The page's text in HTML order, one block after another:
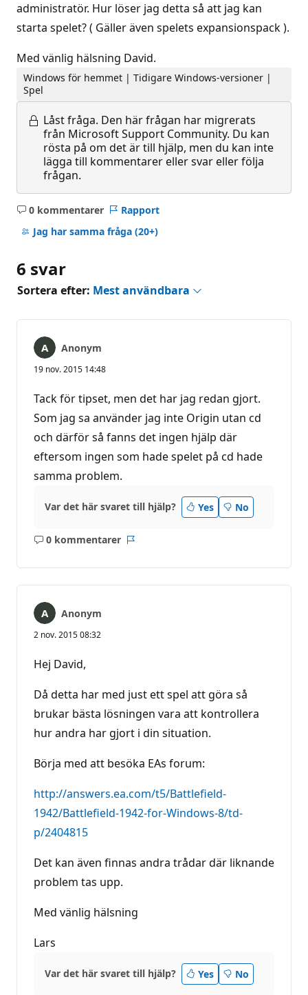
administratör. Hur löser jag detta så att jag kan
starta spelet? ( Gäller även spelets expansionspack ).
Med vänlig hälsning David.
Windows för hemmet | Tidigare Windows-versioner |
Spel
Låst fråga. Den här frågan har migrerats
från Microsoft Support Community. Du kan
rösta på om det är till hjälp, men du kan inte
lägga till kommentarer eller svar eller följa
frågan.
0 kommentarer
Inga
kommentarer
Rapport
Jag har samma fråga (20+)
6 svar
Sortera efter: Mest användbara
Anonym
19 nov. 2015 14:48
Tack för tipset, men det har jag redan gjort.
Som jag sa använder jag inte Origin utan cd
och därför så fanns det ingen hjälp där
eftersom ingen som hade spelet på cd hade
samma problem.
Var det här svaret till hjälp? Yes No
0 kommentarer
Inga
Anonym
2 nov. 2015 08:32
Hej David,
Då detta har med just ett spel att göra så
brukar bästa lösningen vara att kontrollera
hur andra har gjort i din situation.
Börja med att besöka EAs forum:
http://answers.ea.com/t5/Battlefield-
1942/Battlefield-1942-for-Windows-8/td-
p/2404815
Det kan även finnas andra trådar där liknande
problem tas upp.
Med vänlig hälsning
Lars
Var det här svaret till hjälp? Yes No